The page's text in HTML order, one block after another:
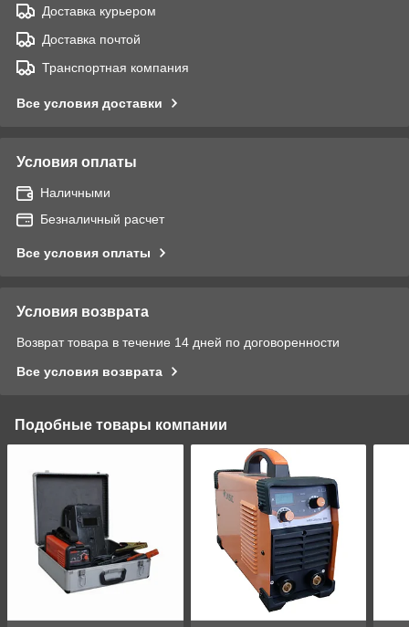
Доставка курьером
Доставка почтой
Транспортная компания
Все условия доставки
Условия оплаты
Наличными
Безналичный расчет
Все условия оплаты
Условия возврата
Возврат товара в течение 14 дней по договоренности
Все условия возврата
Подобные товары компании